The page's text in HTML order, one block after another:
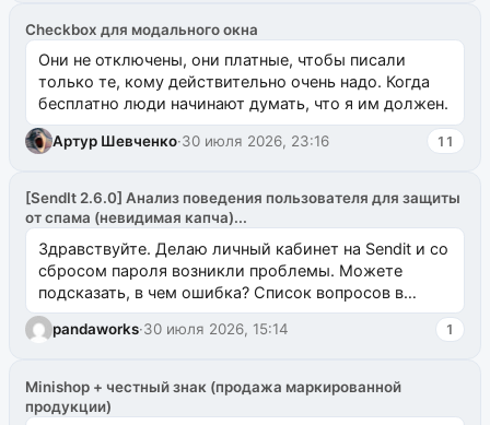
Checkbox для модального окна
Они не отключены, они платные, чтобы писали
только те, кому действительно очень надо. Когда
бесплатно люди начинают думать, что я им должен.
Артур Шевченко·30 июля 2026, 23:16 11
[SendIt 2.6.0] Анализ поведения пользователя для защиты
от спама (невидимая капча)...
Здравствуйте. Делаю личный кабинет на Sendit и со
сбросом пароля возникли проблемы. Можете
подсказать, в чем ошибка? Список вопросов в
одноименном разделе на modx.pro пока пуст, и,...
pandaworks·30 июля 2026, 15:14 1
Minishop + честный знак (продажа маркированной
продукции)